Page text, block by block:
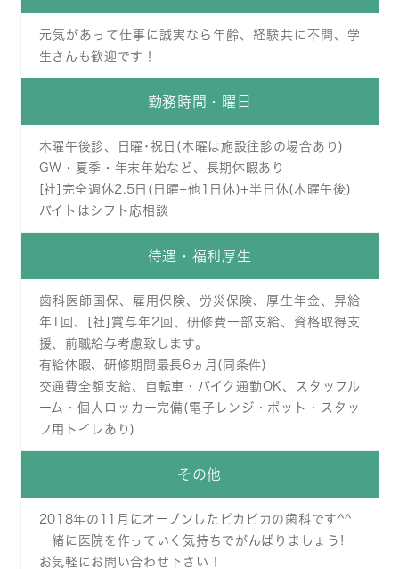
元気があって仕事に誠実なら年齢、経験共に不問、学
生さんも歓迎です！
勤務時間・曜日
木曜午後診、日曜･祝日(木曜は施設往診の場合あり)
GW・夏季・年末年始など、長期休暇あり
[社]完全週休2.5日(日曜+他1日休)+半日休(木曜午後)
バイトはシフト応相談
待遇・福利厚生
歯科医師国保、雇用保険、労災保険、厚生年金、昇給
年1回、[社]賞与年2回、研修費一部支給、資格取得支
援、前職給与考慮致します。
有給休暇、研修期間最長6ヵ月(同条件)
交通費全額支給、自転車・バイク通勤OK、スタッフル
ーム・個人ロッカー完備(電子レンジ・ポット・スタッ
フ用トイレあり)
その他
2018年の11月にオープンしたピカピカの歯科です^^
一緒に医院を作っていく気持ちでがんばりましょう!
お気軽にお問い合わせ下さい！